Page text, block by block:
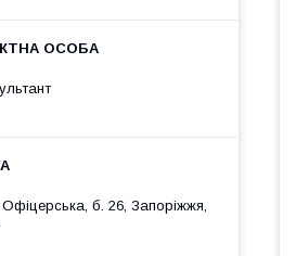
б. 26, Запоріжжя,